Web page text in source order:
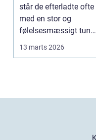
står de efterladte ofte
med en stor og
følelsesmæssigt tung
13 marts 2026